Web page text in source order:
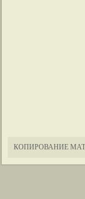
КОПИРОВАНИЕ